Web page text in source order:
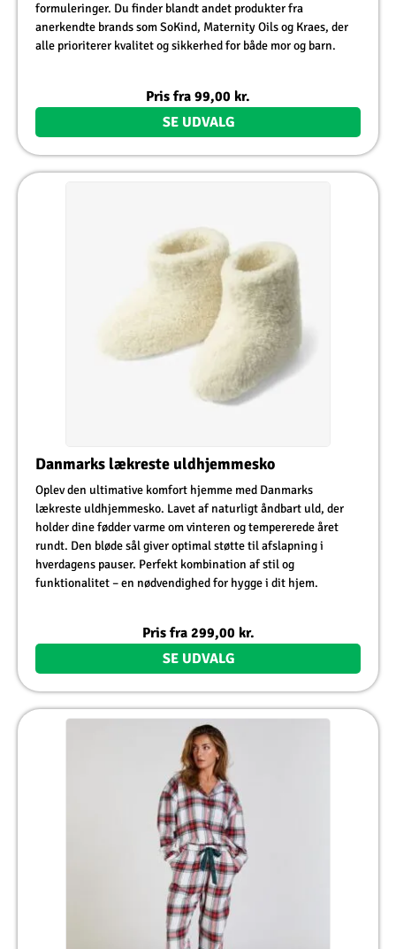
formuleringer. Du finder blandt andet produkter fra
anerkendte brands som SoKind, Maternity Oils og Kraes, der
alle prioriterer kvalitet og sikkerhed for både mor og barn.
Pris fra 99,00 kr.
SE UDVALG
Danmarks lækreste uldhjemmesko
Oplev den ultimative komfort hjemme med Danmarks
lækreste uldhjemmesko. Lavet af naturligt åndbart uld, der
holder dine fødder varme om vinteren og tempererede året
rundt. Den bløde sål giver optimal støtte til afslapning i
hverdagens pauser. Perfekt kombination af stil og
funktionalitet – en nødvendighed for hygge i dit hjem.
Pris fra 299,00 kr.
SE UDVALG